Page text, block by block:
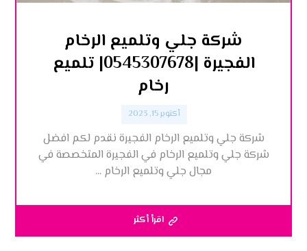
شركة جلي وتلميع الرخام
الفجيرة |0545307678| تلميع
رخام
أكتوبر 15, 2023
شركة جلي وتلميع الرخام الفجيرة نقدم لكم افضل
شركة جلي وتلميع الرخام في الفجيرة المتخصصة في
مجال جلي وتلميع الرخام ...
اقرأ أكثر